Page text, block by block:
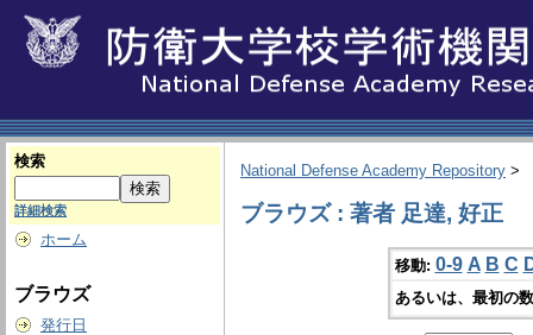
検索
詳細検索
ホーム
ブラウズ
発行日
National Defense Academy Repository >
ブラウズ : 著者 足達, 好正
移動: 0-9 A B C
あるいは、最初の